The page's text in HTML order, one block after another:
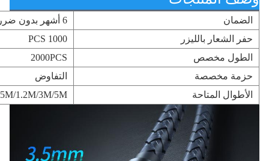
الضمان
6 أشهر بدون ضرر جسدي
حفر الشعار بالليزر
1000 PCS
الطول مخصص
2000PCS
حزمة مخصصة
التفاوض
الأطوال المتاحة
1.2M/3M/5M